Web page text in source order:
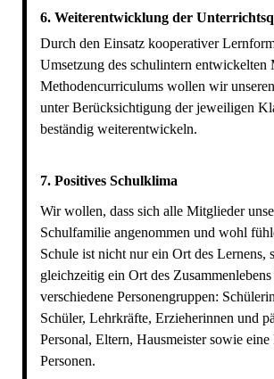
6. Weiterentwicklung der
Durch den Einsatz kooperativer
Umsetzung des schulintern entwickelten
Methodencurriculums wollen wir
unter Berücksichtigung der jeweiligen
beständig weiterentwickeln.
7. Positives Schulklima
Wir wollen, dass sich alle Mitglieder
Schulfamilie angenommen und wohl
Schule ist nicht nur ein Ort des Lernens,
gleichzeitig ein Ort des
verschiedene Personengruppen:
Schüler, Lehrkräfte, Erzieherinnen und
Personal, Eltern, Hausmeister sowie eine
Personen.